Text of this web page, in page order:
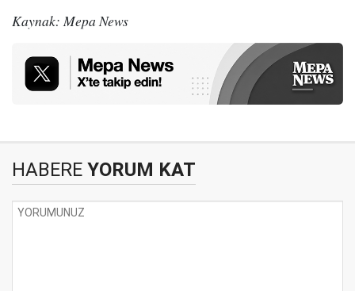
Kaynak: Mepa News
HABERE YORUM KAT